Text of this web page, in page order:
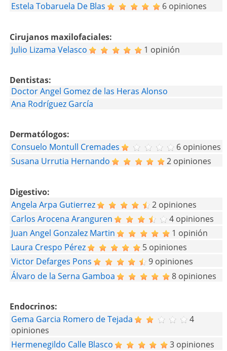
Estela Tobaruela De Blas
6 opiniones
Cirujanos maxilofaciales:
Julio Lizama Velasco
1 opinión
Dentistas:
Doctor Angel Gomez de las Heras Alonso
Ana Rodríguez García
Dermatólogos:
Consuelo Montull Cremades
6 opiniones
Susana Urrutia Hernando
2 opiniones
Digestivo:
Angela Arpa Gutierrez
2 opiniones
Carlos Arocena Aranguren
4 opiniones
Juan Angel Gonzalez Martin
1 opinión
Laura Crespo Pérez
5 opiniones
Victor Defarges Pons
9 opiniones
Álvaro de la Serna Gamboa
8 opiniones
Endocrinos:
Gema Garcia Romero de Tejada
4
opiniones
Hermenegildo Calle Blasco
3 opiniones